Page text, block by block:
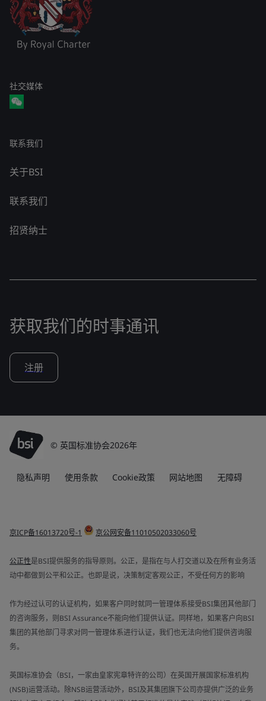
社交媒体
联系我们
关于BSI
联系我们
招贤纳士
获取我们的时事通讯
注册
© 英国标准协会2026年
隐私声明 使用条款 Cookie政策 网站地图 无障碍
京ICP备16013720号-1 京公网安备11010502033060号
公正性是BSI提供服务的指导原则。公正，是指在与人打交道以及在所有业务活
动中都做到公平和公正。也即是说，决策制定客观公正，不受任何方的影响
作为经过认可的认证机构，如果客户同时就同一管理体系接受BSI集团其他部门
的咨询服务，则BSI Assurance不能向他们提供认证。同样地，如果客户向BSI
集团的其他部门寻求对同一管理体系进行认证，我们也无法向他们提供咨询服
务。
英国标准协会（BSI，一家由皇家宪章特许的公司）在英国开展国家标准机构
(NSB)运营活动。除NSB运营活动外，BSI及其集团旗下公司亦提供广泛的业务